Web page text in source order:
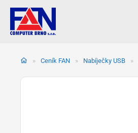
» Ceník FAN » Nabíječky USB »